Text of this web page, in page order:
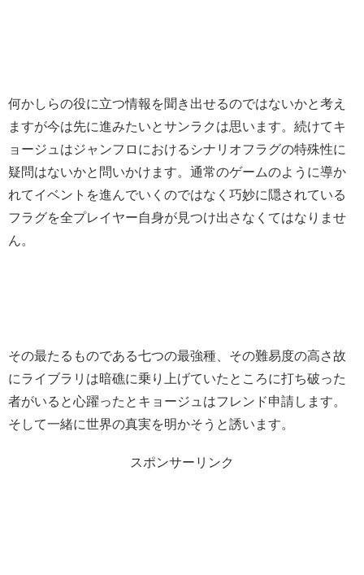
何かしらの役に立つ情報を聞き出せるのではないかと考え
ますが今は先に進みたいとサンラクは思います。続けてキ
ョージュはジャンフロにおけるシナリオフラグの特殊性に
疑問はないかと問いかけます。通常のゲームのように導か
れてイベントを進んでいくのではなく巧妙に隠されている
フラグを全プレイヤー自身が見つけ出さなくてはなりませ
ん。
その最たるものである七つの最強種、その難易度の高さ故
にライブラリは暗礁に乗り上げていたところに打ち破った
者がいると心躍ったとキョージュはフレンド申請します。
そして一緒に世界の真実を明かそうと誘います。
スポンサーリンク